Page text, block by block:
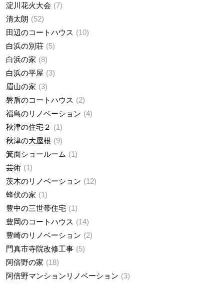
淀川花火大会
7
清太朗
52
田辺のコートハウス
10
白浜の別荘
5
白浜の家
8
白浜の平屋
3
眉山の家
3
磐盾のコートハウス
2
福島のリノベーション
4
秋津の住宅２
1
秋津の大屋根
9
箕面ショールーム
1
芸術
1
茨木のリノベーション
12
蜂伏の家
1
豊中の三世帯住宅
1
豊岡のコートハウス
14
豊崎のリノベーション
2
門真市寺院改修工事
5
阿倍野の家
18
阿倍野マンションリノベーション
3